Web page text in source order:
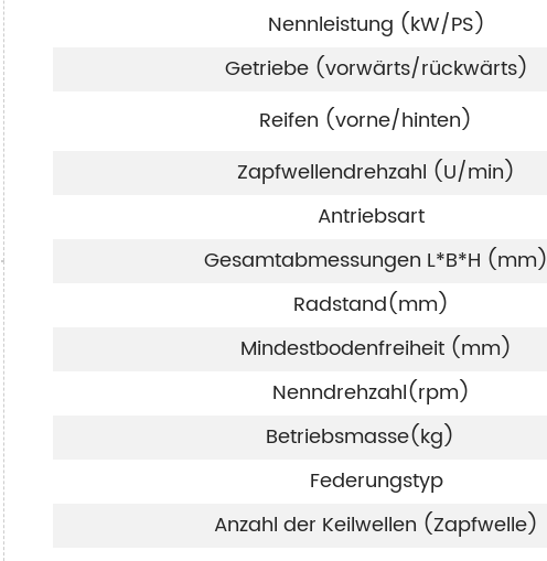
Nennleistung (kW/PS)
Getriebe (vorwärts/rückwärts)
Reifen (vorne/hinten)
Zapfwellendrehzahl (U/min)
Antriebsart
Gesamtabmessungen L*B*H (mm)
Radstand(mm)
Mindestbodenfreiheit (mm)
Nenndrehzahl(rpm)
Betriebsmasse(kg)
Federungstyp
Anzahl der Keilwellen (Zapfwelle)